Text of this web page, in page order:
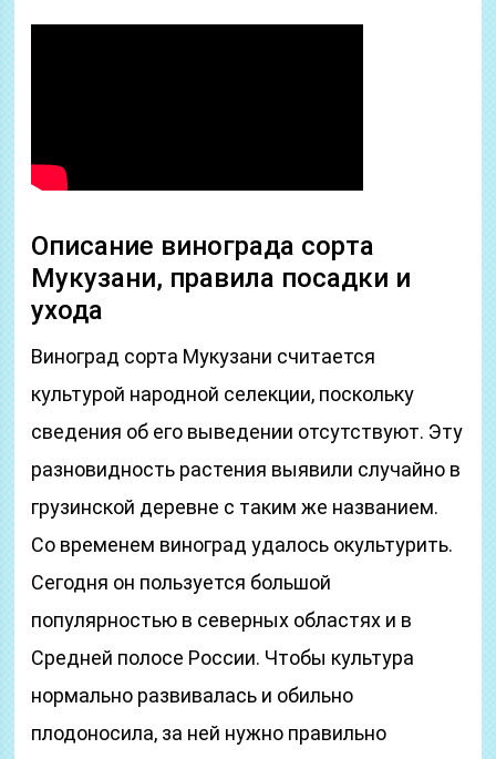
Описание винограда сорта
Мукузани, правила посадки и
ухода
Виноград сорта Мукузани считается
культурой народной селекции, поскольку
сведения об его выведении отсутствуют. Эту
разновидность растения выявили случайно в
грузинской деревне с таким же названием.
Со временем виноград удалось окультурить.
Сегодня он пользуется большой
популярностью в северных областях и в
Средней полосе России. Чтобы культура
нормально развивалась и обильно
плодоносила, за ней нужно правильно